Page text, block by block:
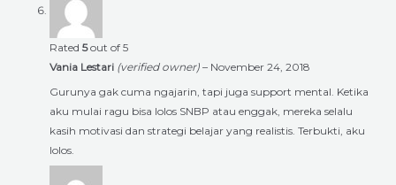
Rated 5out of 5
Vania Lestari (verified owner) – November 24, 2018
Gurunya gak cuma ngajarin, tapi juga support mental. Ketika
aku mulai ragu bisa lolos SNBP atau enggak, mereka selalu
kasih motivasi dan strategi belajar yang realistis. Terbukti, aku
lolos.